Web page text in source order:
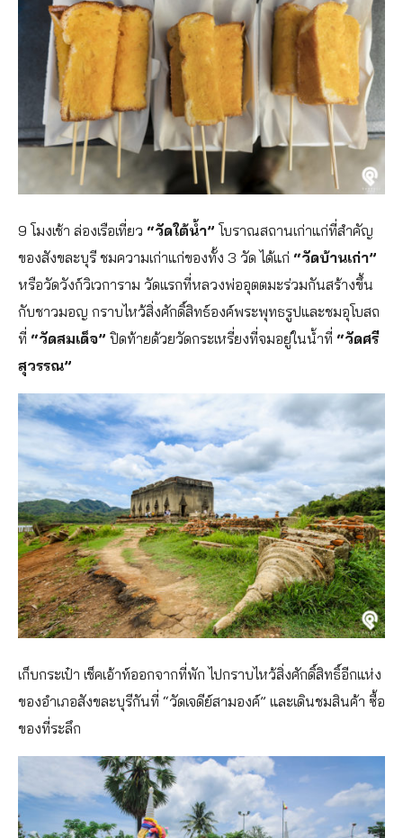
9 โมงเช้า ล่องเรือเที่ยว “วัดใต้น้ำ” โบราณสถานเก่าแก่ที่สำคัญ
ของสังขละบุรี ชมความเก่าแก่ของทั้ง 3 วัด ได้แก่ “วัดบ้านเก่า”
หรือวัดวังก์วิเวการาม วัดแรกที่หลวงพ่ออุตตมะร่วมกันสร้างขึ้น
กับชาวมอญ​ กราบไหว้สิ่งศักดิ์สิทธ์องค์พระพุทธรูปและชมอุโบสถ
ที่ “วัดสมเด็จ” ปิดท้ายด้วยวัดกระเหรี่ยงที่จมอยู่ในน้ำที่ “วัดศรี
สุวรรณ”
เก็บกระเป๋า เช็คเอ้าท์ออกจากที่พัก ไปกราบไหว้สิ่งศักดิ์สิทธิ์อีกแห่ง
ของอำเภอสังขละบุรีกันที่ “วัดเจดีย์สามองค์” และเดินชมสินค้า ซื้อ
ของที่ระลึก